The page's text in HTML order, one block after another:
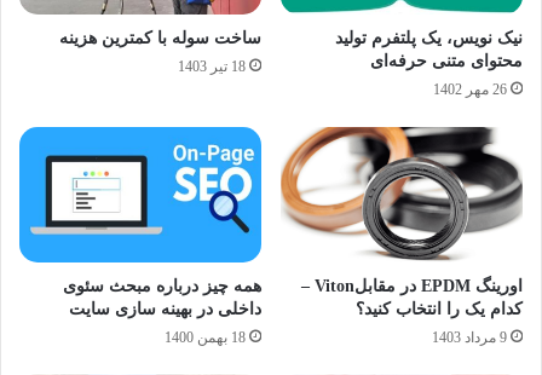
نیک نویس، یک پلتفرم تولید
محتوای متنی حرفه‌ای
26 مهر 1402
ساخت سوله با کمترین هزینه
18 تیر 1403
اورینگ EPDM در مقابلViton –
کدام یک را انتخاب کنید؟
9 مرداد 1403
همه چیز درباره مبحث سئوی
داخلی در بهینه سازی سایت
18 بهمن 1400